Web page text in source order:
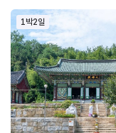
1박2일